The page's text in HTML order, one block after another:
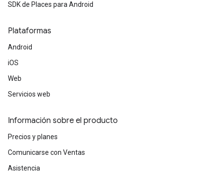
SDK de Places para Android
Plataformas
Android
iOS
Web
Servicios web
Información sobre el producto
Precios y planes
Comunicarse con Ventas
Asistencia